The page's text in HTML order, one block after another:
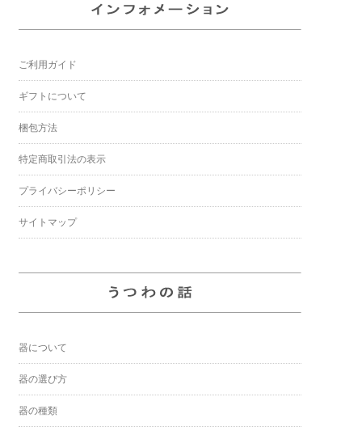
ご利用ガイド
ギフトについて
梱包方法
特定商取引法の表示
プライバシーポリシー
サイトマップ
器について
器の選び方
器の種類